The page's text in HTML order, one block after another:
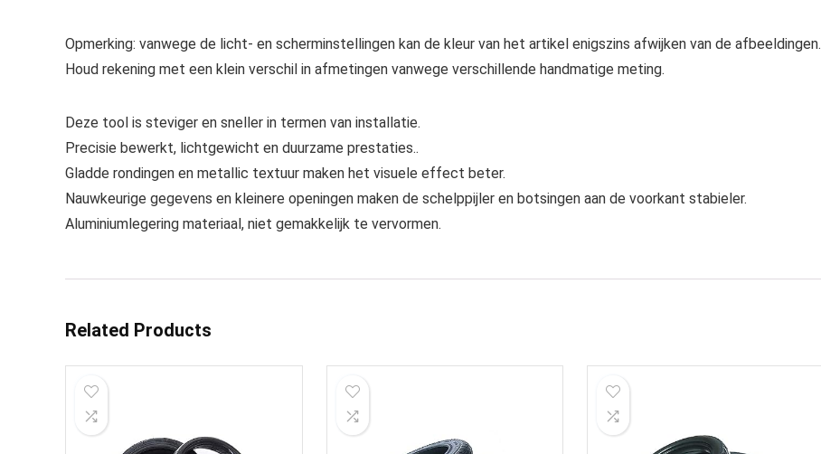
Opmerking: vanwege de licht- en scherminstellingen kan de kleur van het artikel enigszins afwijken van de afbeeldingen.
Houd rekening met een klein verschil in afmetingen vanwege verschillende handmatige meting.
Deze tool is steviger en sneller in termen van installatie.
Precisie bewerkt, lichtgewicht en duurzame prestaties..
Gladde rondingen en metallic textuur maken het visuele effect beter.
Nauwkeurige gegevens en kleinere openingen maken de schelppijler en botsingen aan de voorkant stabieler.
Aluminiumlegering materiaal, niet gemakkelijk te vervormen.
Related Products